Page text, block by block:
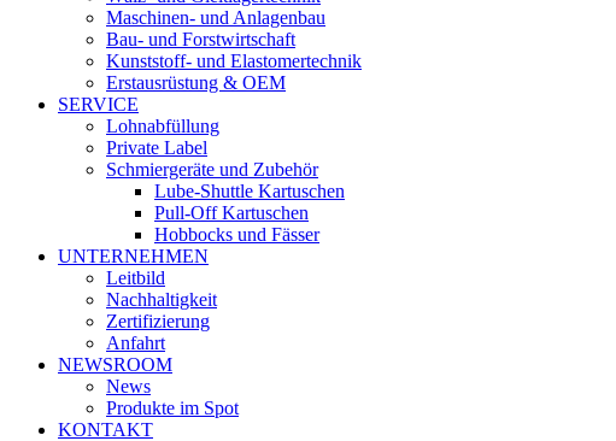
Maschinen- und Anlagenbau
Bau- und Forstwirtschaft
Kunststoff- und Elastomertechnik
Erstausrüstung & OEM
SERVICE
Lohnabfüllung
Private Label
Schmiergeräte und Zubehör
Lube-Shuttle Kartuschen
Pull-Off Kartuschen
Hobbocks und Fässer
UNTERNEHMEN
Leitbild
Nachhaltigkeit
Zertifizierung
Anfahrt
NEWSROOM
News
Produkte im Spot
KONTAKT